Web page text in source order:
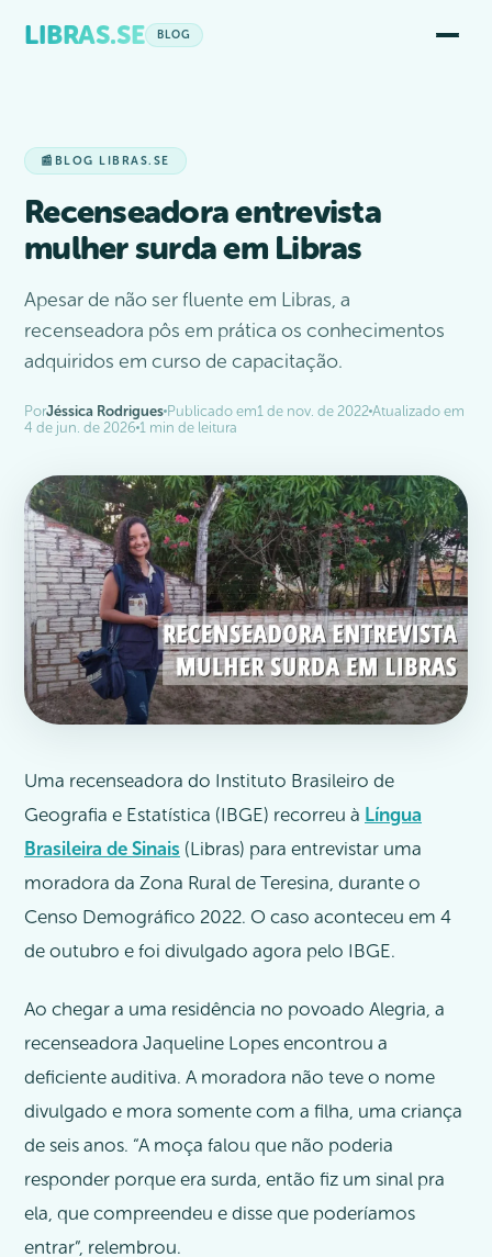
LIBRAS.SE BLOG
📰 BLOG LIBRAS.SE
Recenseadora entrevista
mulher surda em Libras
Apesar de não ser fluente em Libras, a
recenseadora pôs em prática os conhecimentos
adquiridos em curso de capacitação.
PorJéssica Rodrigues Publicado em1 de nov. de 2022 Atualizado em
4 de jun. de 2026 1 min de leitura
Uma recenseadora do Instituto Brasileiro de
Geografia e Estatística (IBGE) recorreu à Língua
Brasileira de Sinais (Libras) para entrevistar uma
moradora da Zona Rural de Teresina, durante o
Censo Demográfico 2022. O caso aconteceu em 4
de outubro e foi divulgado agora pelo IBGE.
Ao chegar a uma residência no povoado Alegria, a
recenseadora Jaqueline Lopes encontrou a
deficiente auditiva. A moradora não teve o nome
divulgado e mora somente com a filha, uma criança
de seis anos. “A moça falou que não poderia
responder porque era surda, então fiz um sinal pra
ela, que compreendeu e disse que poderíamos
entrar”, relembrou.